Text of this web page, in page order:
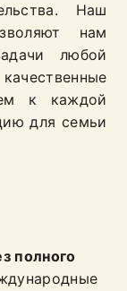
Наш
нам
любой
к каждой
для семьи
полного